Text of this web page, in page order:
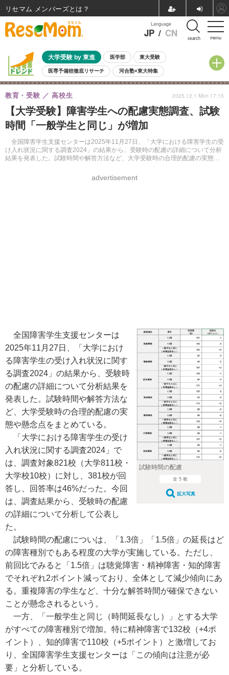
menu
Language
JP / CN search
大学受験 by 東進 医学部 東大受験
医専予備校徹底リサーチ 河合塾×東大特集
親子で考える大学選び 高校受験 中学受験 小学校受験
共通テスト 夏休み
8月開催イベント・WS 全国公立高校 過去問 人気記事
自由研究教材（小学生向け） 自由研究教材（中学生向け）
【大学受験】障害学生への配慮実態調査、試験
時間「一般学生と同じ」が増加
全国障害学生支援センターは2025年11月27日、「大学における障害学生の受
け入れ状況に関する調査2024」の結果から、受験時の配慮の詳細について分析
結果を発表した。試験時間や解答方法など、大学受験時の合理的配慮の実態や
教育・受験 高校生
advertisement
2025.12.1 Mon 17:15
試験時間の配慮
全 5 枚
拡大写真
全国障害学生支援センターは
2025年11月27日、「大学におけ
る障害学生の受け入れ状況に関す
る調査2024」の結果から、受験時
の配慮の詳細について分析結果を
発表した。試験時間や解答方法な
ど、大学受験時の合理的配慮の実
態や懸念点をまとめている。
「大学における障害学生の受け
入れ状況に関する調査2024」で
は、調査対象821校（大学811校・
大学校10校）に対し、381校が回
答し、回答率は46%だった。今回
は、調査結果から、受験時の配慮
の詳細について分析して公表し
た。
試験時間の配慮についは、「1.3倍」「1.5倍」の延長はど
の障害種別でもある程度の大学が実施している。ただし、
前回比でみると「1.5倍」は聴覚障害・精神障害・知的障害
でそれぞれ2ポイント減っており、全体として減少傾向にあ
る。重複障害の学生など、十分な解答時間が確保できない
ことが懸念されるという。
一方、「一般学生と同じ（時間延長なし）」とする大学
がすべての障害種別で増加。特に精神障害で132校（+4ポ
イント）、知的障害で110校（+5ポイント）と激増してお
り、全国障害学生支援センターは「この傾向は注意が必
要」と分析している。
リセマム メンバーズ